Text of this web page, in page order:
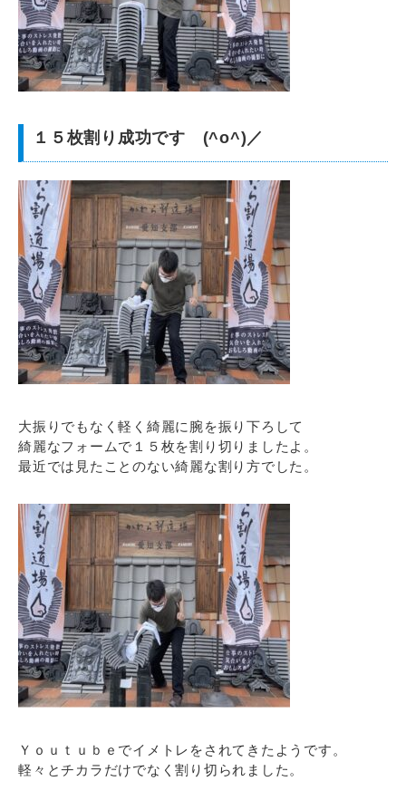
１５枚割り成功です (^o^)／
大振りでもなく軽く綺麗に腕を振り下ろして
綺麗なフォームで１５枚を割り切りましたよ。
最近では見たことのない綺麗な割り方でした。
Ｙｏｕｔｕｂｅでイメトレをされてきたようです。
軽々とチカラだけでなく割り切られました。